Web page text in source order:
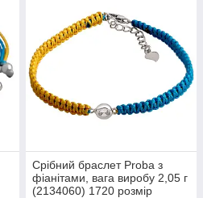
Срібний браслет Proba з
фіанітами, вага виробу 2,05 г
(2134060) 1720 розмір